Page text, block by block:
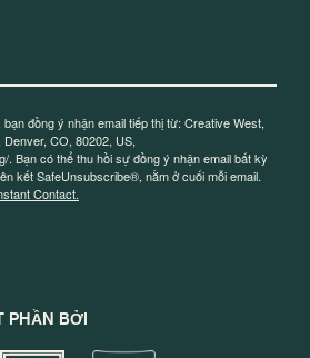
đồng ý nhận email tiếp thị từ: Creative West,
CO, 80202, US,
. Bạn có thể thu hồi sự đồng ý nhận email bất kỳ
kết SafeUnsubscribe®, nằm ở cuối mỗi email.
Contact.
PHẦN BỞI